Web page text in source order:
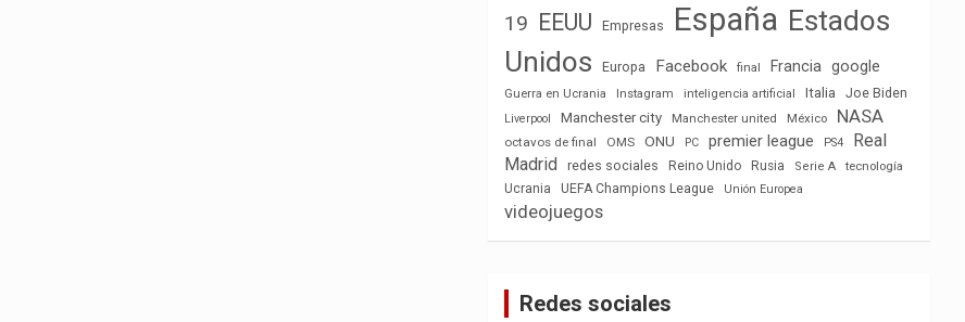
19
EEUU Empresas España Estados
Unidos
Europa Facebook final Francia google
Guerra en Ucrania Instagram inteligencia artificial Italia Joe Biden
Liverpool Manchester city Manchester united México NASA
octavos de final OMS ONU PC premier league PS4
Real
Madrid
redes sociales Reino Unido Rusia Serie A
tecnología
Ucrania
UEFA Champions League Unión Europea
videojuegos
Redes sociales